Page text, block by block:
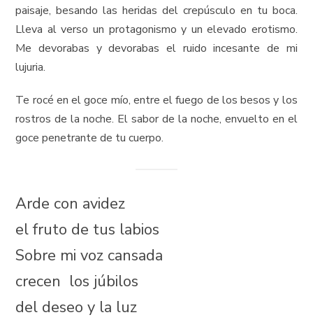
paisaje, besando las heridas del crepúsculo en tu boca.
Lleva al verso un protagonismo y un elevado erotismo.
Me devorabas y devorabas el ruido incesante de mi
lujuria.
Te rocé en el goce mío, entre el fuego de los besos y los
rostros de la noche. El sabor de la noche, envuelto en el
goce penetrante de tu cuerpo.
Arde con avidez
el fruto de tus labios
Sobre mi voz cansada
crecen los júbilos
del deseo y la luz